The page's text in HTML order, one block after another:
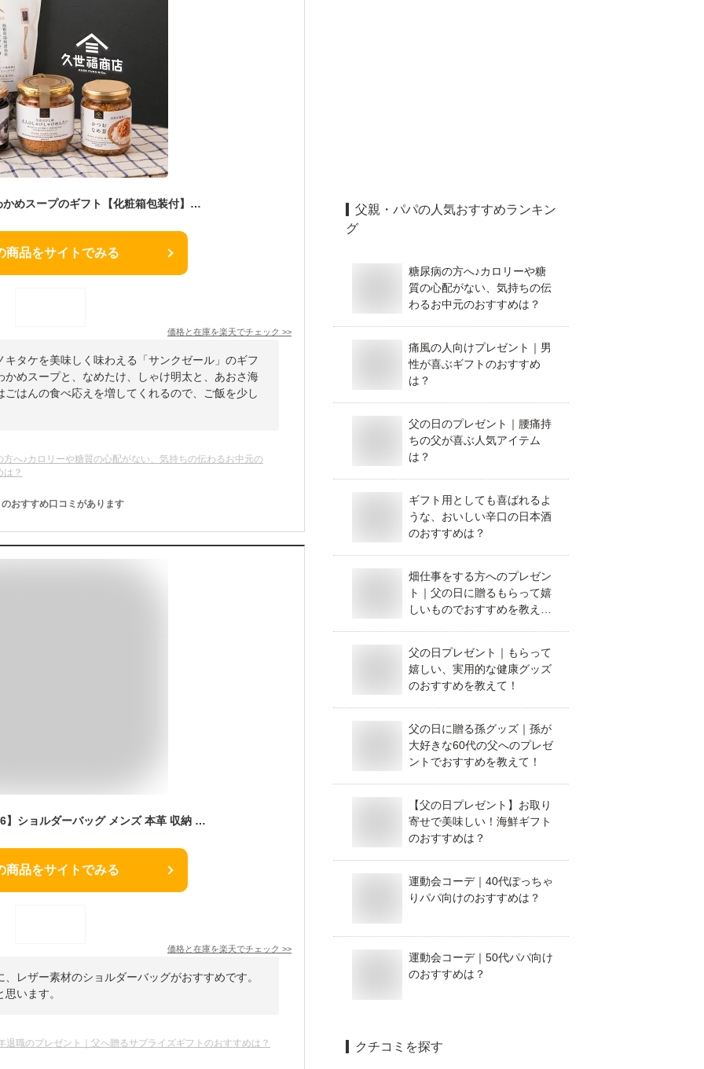
ごはんのお供と天然わかめスープのギフト【化粧箱包装付】グルメ のし 内祝い おしゃれ 贈り物 食品 夏ギフト 中元 お礼 お祝い プレゼント 贈答 お返し ご挨拶 ご進物 内祝 出産 結婚 快気 誕生日 記念日 引越し 香典 法要 久世福 サンクゼール DMG0829
商品をサイトでみる
価格と在庫を楽天でチェック >>
タケを美味しく味わえる「サンクゼール」のギフ
めスープと、なめたけ、しゃけ明太と、あおさ海
はんの食べ応えを増してくれるので、ご飯を少し
方へ♪カロリーや糖質の心配がない、気持ちの伝わるお中元の
は？
のおすすめ口コミがあります
【3冠獲得 高評価★4.6】ショルダーバッグ メンズ 本革 収納 大容量 肩掛け＆斜めがけ対応 バッグ 2WAY・3WAY サコッシュ ミニ ショルダー 調節 薄マチ レザー 革 薄い スリム 軽量 ブランド スマート 牛革 薄型 ハレルヤ
商品をサイトでみる
価格と在庫を楽天でチェック >>
レザー素材のショルダーバッグがおすすめです。
います。
退職のプレゼント｜父へ贈るサプライズギフトのおすすめは？
父親・パパの人気おすすめランキン
グ
糖尿病の方へ♪カロリーや糖
質の心配がない、気持ちの伝
わるお中元のおすすめは？
痛風の人向けプレゼント｜男
性が喜ぶギフトのおすすめ
は？
父の日のプレゼント｜腰痛持
ちの父が喜ぶ人気アイテム
は？
ギフト用としても喜ばれるよ
うな、おいしい辛口の日本酒
のおすすめは？
畑仕事をする方へのプレゼン
ト｜父の日に贈るもらって嬉
しいものでおすすめを教えて
父の日プレゼント｜もらって
嬉しい、実用的な健康グッズ
のおすすめを教えて！
父の日に贈る孫グッズ｜孫が
大好きな60代の父へのプレゼ
ントでおすすめを教えて！
【父の日プレゼント】お取り
寄せで美味しい！海鮮ギフト
のおすすめは？
運動会コーデ｜40代ぽっちゃ
りパパ向けのおすすめは？
運動会コーデ｜50代パパ向け
のおすすめは？
クチコミを探す